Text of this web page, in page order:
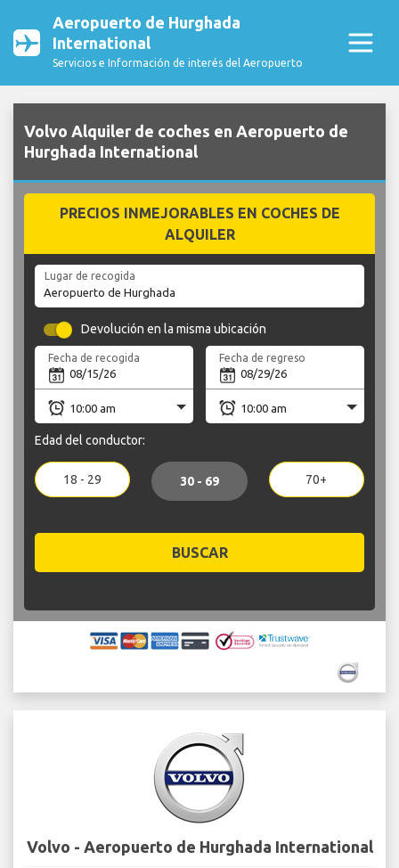
Aeropuerto de Hurghada
International
Servicios e Información de interés del Aeropuerto
Volvo Alquiler de coches en Aeropuerto de
Hurghada International
PRECIOS INMEJORABLES EN COCHES DE
ALQUILER
Lugar de recogida
Devolución en la misma ubicación
Fecha de recogida Fecha de regreso
Edad del conductor:
18 - 29 30 - 69 70+
BUSCAR
Volvo - Aeropuerto de Hurghada International